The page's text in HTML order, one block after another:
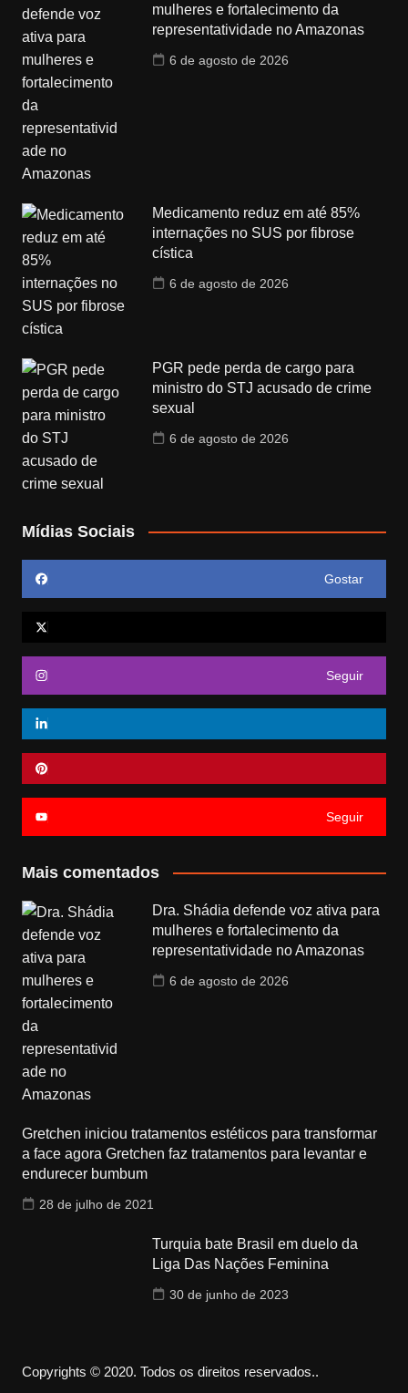
mulheres e fortalecimento da
representatividade no Amazonas
6 de agosto de 2026
Medicamento reduz em até 85%
internações no SUS por fibrose
cística
6 de agosto de 2026
PGR pede perda de cargo para
ministro do STJ acusado de crime
sexual
6 de agosto de 2026
Mídias Sociais
Gostar
Seguir
Seguir
Mais comentados
Dra. Shádia defende voz ativa para
mulheres e fortalecimento da
representatividade no Amazonas
6 de agosto de 2026
Gretchen iniciou tratamentos estéticos para transformar
a face agora Gretchen faz tratamentos para levantar e
endurecer bumbum
28 de julho de 2021
Turquia bate Brasil em duelo da
Liga Das Nações Feminina
30 de junho de 2023
Copyrights © 2020. Todos os direitos reservados..